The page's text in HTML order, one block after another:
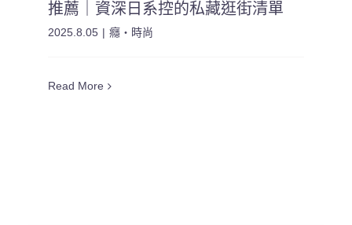
推薦｜資深日系控的私藏逛街清單
2025.8.05 | 癮・時尚
Read More